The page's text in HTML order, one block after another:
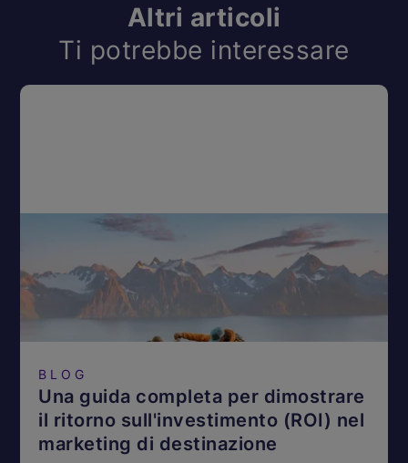
Altri articoli
Ti potrebbe interessare
BLOG
Una guida completa per dimostrare
il ritorno sull'investimento (ROI) nel
marketing di destinazione